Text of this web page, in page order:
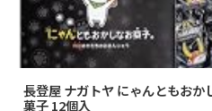
長登屋 ナガトヤ にゃんともおか
菓子 12個入